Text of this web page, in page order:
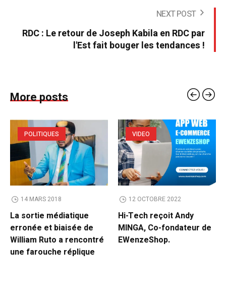
NEXT POST
RDC : Le retour de Joseph Kabila en RDC par
l'Est fait bouger les tendances !
More posts
POLITIQUES
14 MARS 2018
La sortie médiatique
erronée et biaisée de
William Ruto a rencontré
une farouche réplique
VIDEO
12 OCTOBRE 2022
Hi-Tech reçoit Andy
MINGA, Co-fondateur de
EWenzeShop.